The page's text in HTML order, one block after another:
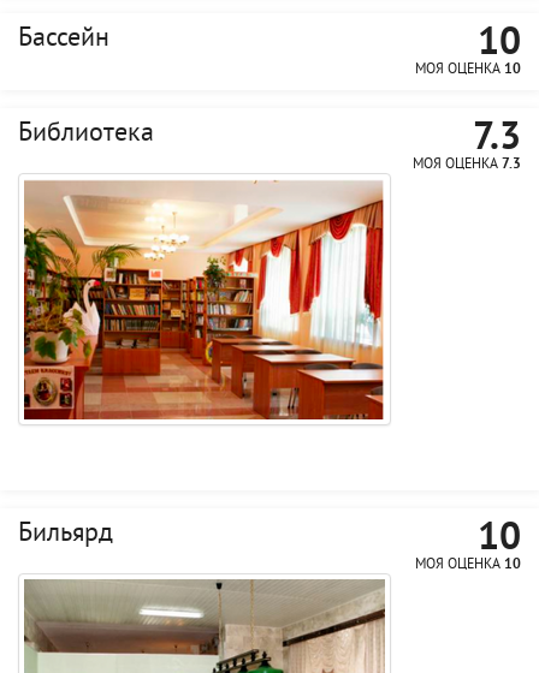
Бассейн 10
МОЯ ОЦЕНКА 10
Библиотека 7.3
МОЯ ОЦЕНКА 7.3
Бильярд 10
МОЯ ОЦЕНКА 10